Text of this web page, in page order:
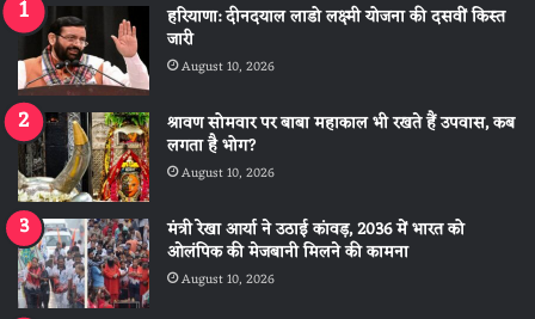
हरियाणा: दीनदयाल लाडो लक्ष्मी योजना की दसवीं किस्त
जारी
August 10, 2026
श्रावण सोमवार पर बाबा महाकाल भी रखते हैं उपवास, कब
लगता है भोग?
August 10, 2026
मंत्री रेखा आर्या ने उठाई कांवड़, 2036 में भारत को
ओलंपिक की मेजबानी मिलने की कामना
August 10, 2026